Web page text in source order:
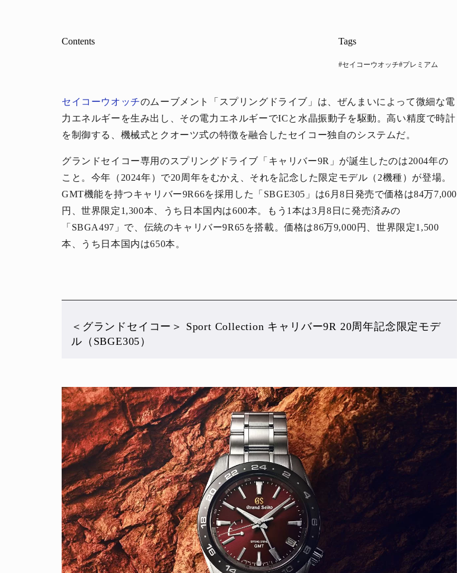
Contents Tags
#セイコーウオッチ#プレミアム
セイコーウオッチのムーブメント「スプリングドライブ」は、ぜんまいによって微細な電
力エネルギーを生み出し、その電力エネルギーでICと水晶振動子を駆動。高い精度で時計
を制御する、機械式とクオーツ式の特徴を融合したセイコー独自のシステムだ。
グランドセイコー専用のスプリングドライブ「キャリバー9R」が誕生したのは2004年の
こと。今年（2024年）で20周年をむかえ、それを記念した限定モデル（2機種）が登場。
GMT機能を持つキャリバー9R66を採用した「SBGE305」は6月8日発売で価格は84万7,000
円、世界限定1,300本、うち日本国内は600本。もう1本は3月8日に発売済みの
「SBGA497」で、伝統のキャリバー9R65を搭載。価格は86万9,000円、世界限定1,500
本、うち日本国内は650本。
＜グランドセイコー＞ Sport Collection キャリバー9R 20周年記念限定モデ
ル（SBGE305）